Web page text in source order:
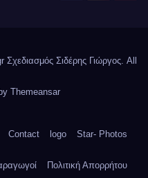
Σιδέρης Γιώργος. All
Themeansar
Contact logo Star- Photos
Πολιτική Απορρήτου